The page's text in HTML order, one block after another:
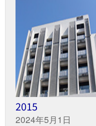
2015
2024年5月1日